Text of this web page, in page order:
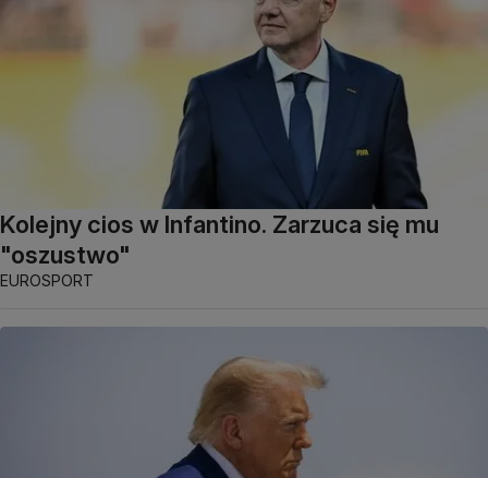
Kolejny cios w Infantino. Zarzuca się mu
"oszustwo"
EUROSPORT